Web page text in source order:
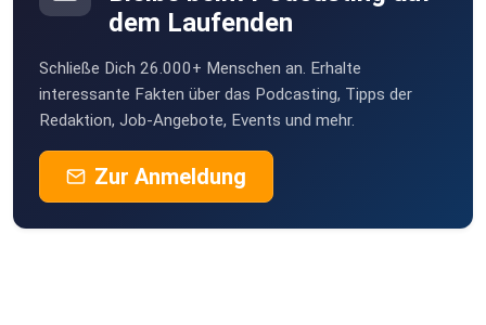
dem Laufenden
Schließe Dich 26.000+ Menschen an. Erhalte
interessante Fakten über das Podcasting, Tipps der
Redaktion, Job-Angebote, Events und mehr.
Zur Anmeldung